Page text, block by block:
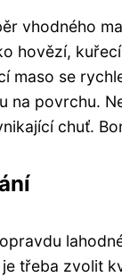
vhodného
hovězí,
maso se
na povrchu.
chuť.
třeba zvolit